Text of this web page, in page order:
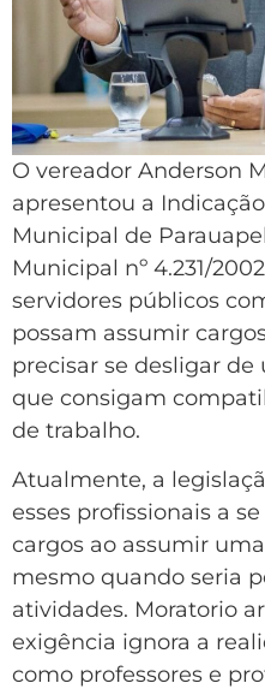
O vereador Anderson
apresentou a
Municipal de
Municipal nº 4.231/
servidores públicos
possam assumir
precisar se desligar de
que consigam
de trabalho.
Atualmente, a
esses profissionais a
cargos ao assumir
mesmo quando seria
atividades. Moratorio
exigência ignora a
como professores e